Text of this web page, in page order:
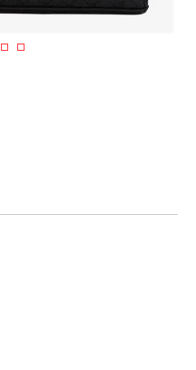
4 5